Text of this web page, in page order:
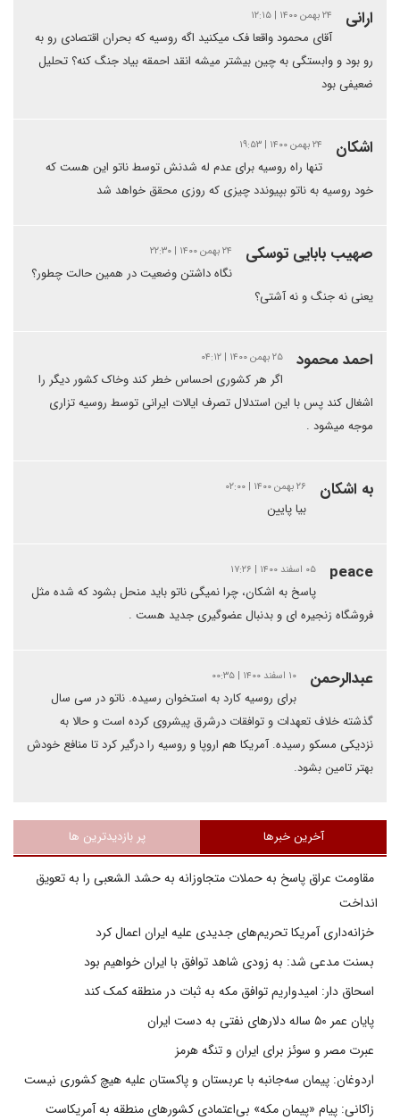
ارانی ۲۴ بهمن ۱۴۰۰ | ۱۲:۱۵
آقای محمود واقعا فک میکنید اگه روسیه که بحران اقتصادی رو به
رو بود و وابستگی به چین بیشتر میشه انقد احمقه بیاد جنگ کنه؟ تحلیل
ضعیفی بود
اشکان ۲۴ بهمن ۱۴۰۰ | ۱۹:۵۳
تنها راه روسیه برای عدم له شدنش توسط ناتو این هست که
خود روسیه به ناتو بپیوندد چیزی که روزی محقق خواهد شد
صهیب بابایی توسکی ۲۴ بهمن ۱۴۰۰ | ۲۲:۳۰
نگاه داشتن وضعیت در همین حالت چطور؟
یعنی نه جنگ و نه آشتی؟
احمد محمود ۲۵ بهمن ۱۴۰۰ | ۰۴:۱۲
اگر هر کشوری احساس خطر کند وخاک کشور دیگر را
اشغال کند پس با این استدلال تصرف ایالات ایرانی توسط روسیه تزاری
موجه میشود .
به اشکان ۲۶ بهمن ۱۴۰۰ | ۰۲:۰۰
بیا پایین
peace ۰۵ اسفند ۱۴۰۰ | ۱۷:۲۶
پاسخ به اشکان، چرا نمیگی ناتو باید منحل بشود که شده مثل
فروشگاه زنجیره ای و بدنبال عضوگیری جدید هست .
عبدالرحمن ۱۰ اسفند ۱۴۰۰ | ۰۰:۳۵
برای روسیه کارد به استخوان رسیده. ناتو در سی سال
گذشته خلاف تعهدات و توافقات درشرق پیشروی کرده است و حالا به
نزدیکی مسکو رسیده. آمریکا هم اروپا و روسیه را درگیر کرد تا منافع خودش
بهتر تامین بشود.
آخرین خبرها پر بازدیدترین ها
مقاومت عراق پاسخ به حملات متجاوزانه به حشد الشعبی را به تعویق
انداخت
خزانه‌داری آمریکا تحریم‌های جدیدی علیه ایران اعمال کرد
بسنت مدعی شد: به زودی شاهد توافق با ایران خواهیم بود
اسحاق دار: امیدواریم توافق مکه به ثبات در منطقه کمک کند
پایان عمر ۵۰ ساله دلارهای نفتی به دست ایران
عبرت مصر و سوئز برای ایران و تنگه هرمز
اردوغان: پیمان سه‌جانبه با عربستان و پاکستان علیه هیچ کشوری نیست
زاکانی: پیام «پیمان مکه» بی‌اعتمادی کشورهای منطقه به آمریکاست